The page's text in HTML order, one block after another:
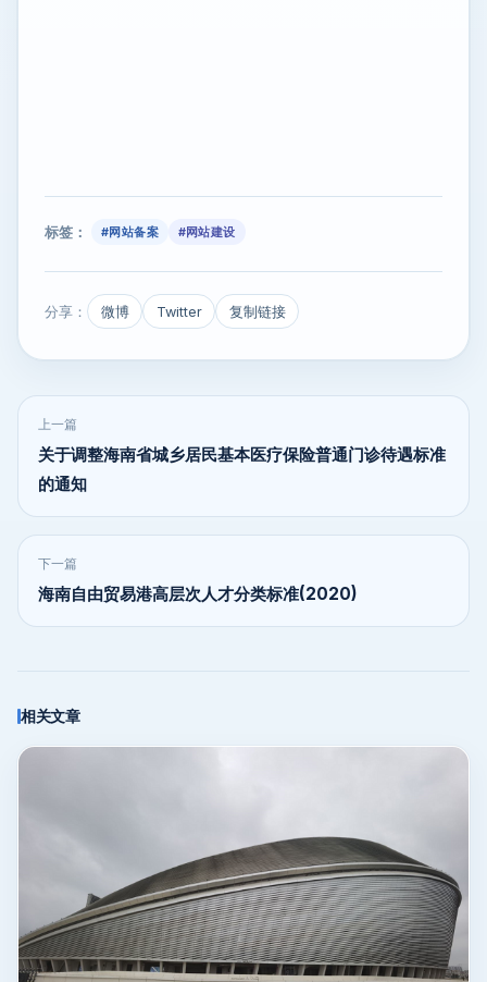
标签： #网站备案 #网站建设
分享： 微博 Twitter 复制链接
上一篇
关于调整海南省城乡居民基本医疗保险普通门诊待遇标准
的通知
下一篇
海南自由贸易港高层次人才分类标准(2020)
相关文章